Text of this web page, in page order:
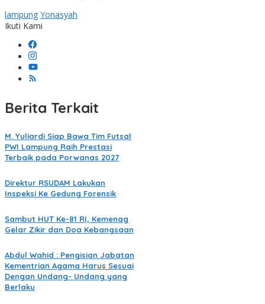
lampung Yonasyah
Ikuti Kami
Berita Terkait
M. Yuliardi Siap Bawa Tim Futsal
PWI Lampung Raih Prestasi
Terbaik pada Porwanas 2027
Direktur RSUDAM Lakukan
Inspeksi Ke Gedung Forensik
Sambut HUT Ke-81 RI, Kemenag
Gelar Zikir dan Doa Kebangsaan
Abdul Wahid : Pengisian Jabatan
Kementrian Agama Harus Sesuai
Dengan Undang- Undang yang
Berlaku